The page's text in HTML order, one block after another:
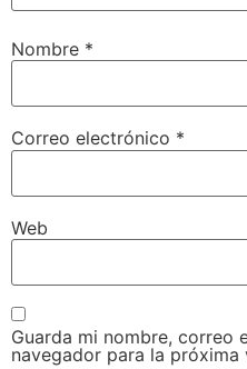
Nombre *
Correo electrónico *
Web
Guarda mi nombre, correo
navegador para la próxima